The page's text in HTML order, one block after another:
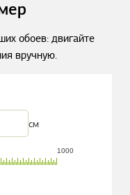
обоев: двигайте
вручную.
см
1000